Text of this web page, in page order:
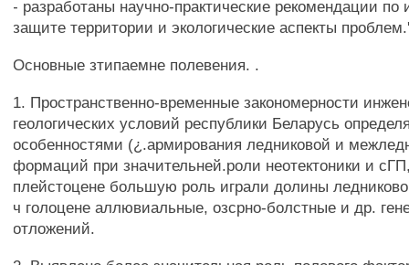
- разработаны научно-практические рекомендации по
защите территории и экологические аспекты
Основные зтипаемне полевения. .
1. Пространственно-временные закономерности
геологических условий республики Беларусь
особенностями (¿.армирования ледниковой и
формаций при значительней.роли неотектоники и
плейстоцене большую роль играли долины
ч голоцене аллювиальные, озсрно-болстные и др.
отложений.